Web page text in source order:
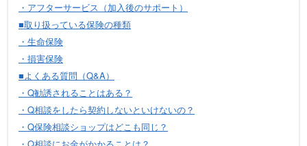
・アフターサービス（加入後のサポート）
■取り扱っている保険の種類
・生命保険
・損害保険
■よくある質問（Q&A）
・Q勧誘されることはある？
・Q相談をしたら契約しないといけないの？
・Q保険相談ショップはどこも同じ？